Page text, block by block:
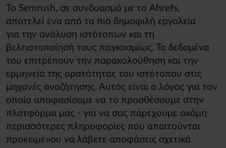
Το Semrush, σε συνδυασμό με το Ahrefs,
αποτελεί ένα από τα πιο δημοφιλή εργαλεία
για την ανάλυση ιστότοπων και τη
βελτιστοποίησή τους παγκοσμίως. Τα δεδομένα
του επιτρέπουν την παρακολούθηση και την
ερμηνεία της ορατότητας του ιστότοπου στις
μηχανές αναζήτησης. Αυτός είναι ο λόγος για τον
οποίο αποφασίσαμε να το προσθέσουμε στην
πλατφόρμα μας - για να σας παρέχουμε ακόμη
περισσότερες πληροφορίες που απαιτούνται
προκειμένου να λάβετε αποφάσεις σχετικά